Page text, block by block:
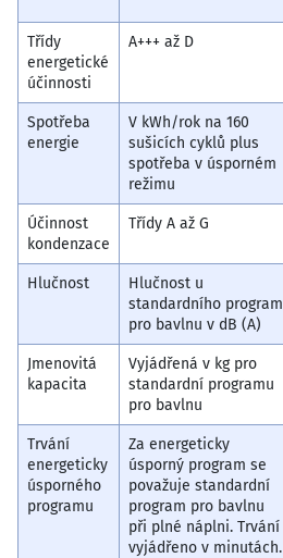
Třídy
energetické
účinnosti
A+++ až D
Spotřeba
energie
V kWh/rok na 160
sušicích cyklů plus
spotřeba v úsporném
režimu
Účinnost
kondenzace
Třídy A až G
Hlučnost
Hlučnost u
standardního program
pro bavlnu v dB (A)
Jmenovitá
kapacita
Vyjádřená v kg pro
standardní programu
pro bavlnu
Trvání
energeticky
úsporného
programu
Za energeticky
úsporný program se
považuje standardní
program pro bavlnu
při plné náplni. Trvání
vyjádřeno v minutách.